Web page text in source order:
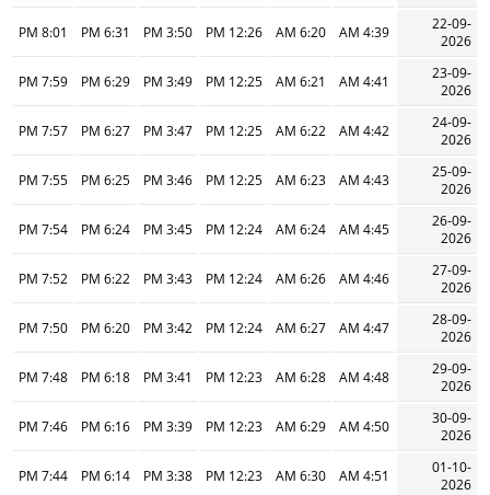
22-09-
2026
4:39 AM
6:20 AM
12:26 PM
3:50 PM
6:31 PM
8:01 PM
23-09-
2026
4:41 AM
6:21 AM
12:25 PM
3:49 PM
6:29 PM
7:59 PM
24-09-
2026
4:42 AM
6:22 AM
12:25 PM
3:47 PM
6:27 PM
7:57 PM
25-09-
2026
4:43 AM
6:23 AM
12:25 PM
3:46 PM
6:25 PM
7:55 PM
26-09-
2026
4:45 AM
6:24 AM
12:24 PM
3:45 PM
6:24 PM
7:54 PM
27-09-
2026
4:46 AM
6:26 AM
12:24 PM
3:43 PM
6:22 PM
7:52 PM
28-09-
2026
4:47 AM
6:27 AM
12:24 PM
3:42 PM
6:20 PM
7:50 PM
29-09-
2026
4:48 AM
6:28 AM
12:23 PM
3:41 PM
6:18 PM
7:48 PM
30-09-
2026
4:50 AM
6:29 AM
12:23 PM
3:39 PM
6:16 PM
7:46 PM
01-10-
2026
4:51 AM
6:30 AM
12:23 PM
3:38 PM
6:14 PM
7:44 PM